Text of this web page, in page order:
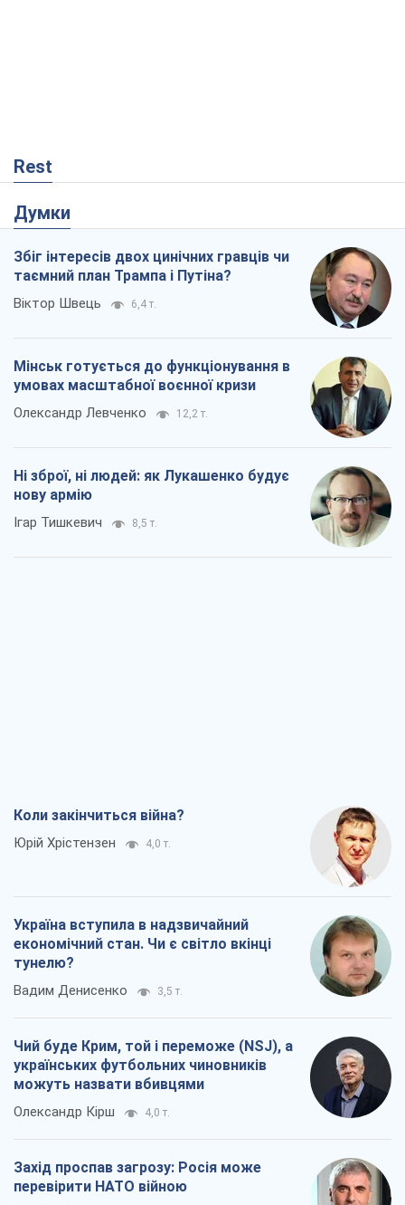
Rest
Думки
Збіг інтересів двох цинічних гравців чи
таємний план Трампа і Путіна?
Віктор Швець 6,4 т.
Мінськ готується до функціонування в
умовах масштабної воєнної кризи
Олександр Левченко 12,2 т.
Ні зброї, ні людей: як Лукашенко будує
нову армію
Ігар Тишкевич 8,5 т.
Коли закінчиться війна?
Юрій Хрістензен 4,0 т.
Україна вступила в надзвичайний
економічний стан. Чи є світло вкінці
тунелю?
Вадим Денисенко 3,5 т.
Чий буде Крим, той і переможе (NSJ), а
українських футбольних чиновників
можуть назвати вбивцями
Олександр Кірш 4,0 т.
Захід проспав загрозу: Росія може
перевірити НАТО війною